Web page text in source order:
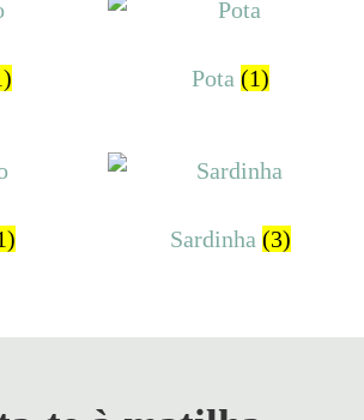
Pota (1)
Sardinha (3)